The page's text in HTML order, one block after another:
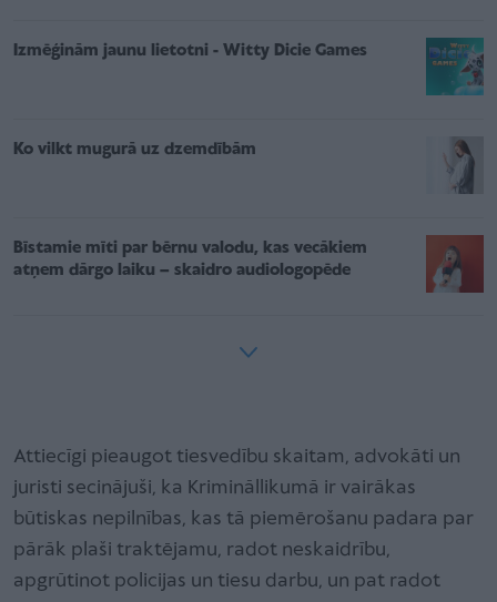
Izmēģinām jaunu lietotni - Witty Dicie Games
Ko vilkt mugurā uz dzemdībām
Bīstamie mīti par bērnu valodu, kas vecākiem
atņem dārgo laiku – skaidro audiologopēde
Attiecīgi pieaugot tiesvedību skaitam, advokāti un
juristi secinājuši, ka Krimināllikumā ir vairākas
būtiskas nepilnības, kas tā piemērošanu padara par
pārāk plaši traktējamu, radot neskaidrību,
apgrūtinot policijas un tiesu darbu, un pat radot